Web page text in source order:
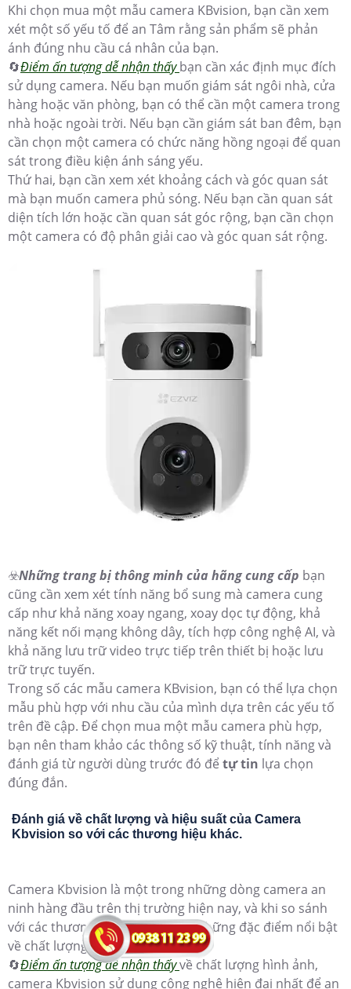
Khi chọn mua một mẫu camera KBvision, bạn cần xem
xét một số yếu tố để an Tâm rằng sản phẩm sẽ phản
ánh đúng nhu cầu cá nhân của bạn.
🔄Điểm ấn tượng dễ nhận thấybạn cần xác định mục đích
sử dụng camera. Nếu bạn muốn giám sát ngôi nhà, cửa
hàng hoặc văn phòng, bạn có thể cần một camera trong
nhà hoặc ngoài trời. Nếu bạn cần giám sát ban đêm, bạn
cần chọn một camera có chức năng hồng ngoại để quan
sát trong điều kiện ánh sáng yếu.
Thứ hai, bạn cần xem xét khoảng cách và góc quan sát
mà bạn muốn camera phủ sóng. Nếu bạn cần quan sát
diện tích lớn hoặc cần quan sát góc rộng, bạn cần chọn
một camera có độ phân giải cao và góc quan sát rộng.
☣️Những trang bị thông minh của hãng cung cấp bạn
cũng cần xem xét tính năng bổ sung mà camera cung
cấp như khả năng xoay ngang, xoay dọc tự động, khả
năng kết nối mạng không dây, tích hợp công nghệ AI, và
khả năng lưu trữ video trực tiếp trên thiết bị hoặc lưu
trữ trực tuyến.
Trong số các mẫu camera KBvision, bạn có thể lựa chọn
mẫu phù hợp với nhu cầu của mình dựa trên các yếu tố
trên đề cập. Để chọn mua một mẫu camera phù hợp,
bạn nên tham khảo các thông số kỹ thuật, tính năng và
đánh giá từ người dùng trước đó để tự tin lựa chọn
đúng đắn.
Đánh giá về chất lượng và hiệu suất của Camera
Kbvision so với các thương hiệu khác.
Camera Kbvision là một trong những dòng camera an
ninh hàng đầu trên thị trường hiện nay, và khi so sánh
với các thương hiệu khác, nó có những đặc điểm nổi bật
về chất lượng và hiệu suất.
🔄Điểm ấn tượng dễ nhận thấyvề chất lượng hình ảnh,
camera Kbvision sử dụng công nghệ hiện đại nhất để an